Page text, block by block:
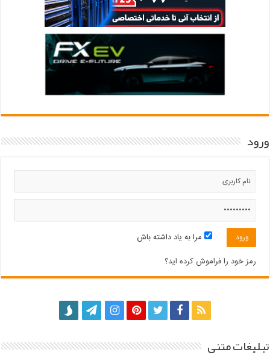
ورود
مرا به یاد داشته باش
رمز خود را فراموش کرده اید؟
تبلیغات متنی